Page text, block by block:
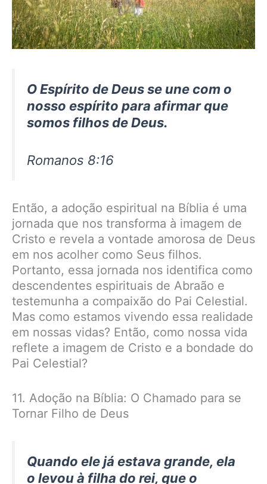
O Espírito de Deus se une com o
nosso espírito para afirmar que
somos filhos de Deus.
Romanos 8:16
Então, a adoção espiritual na Bíblia é uma
jornada que nos transforma à imagem de
Cristo e revela a vontade amorosa de Deus
em nos acolher como Seus filhos.
Portanto, essa jornada nos identifica como
descendentes espirituais de Abraão e
testemunha a compaixão do Pai Celestial.
Mas como estamos vivendo essa realidade
em nossas vidas? Então, como nossa vida
reflete a imagem de Cristo e a bondade do
Pai Celestial?
11. Adoção na Bíblia: O Chamado para se
Tornar Filho de Deus
Quando ele já estava grande, ela
o levou à filha do rei, que o